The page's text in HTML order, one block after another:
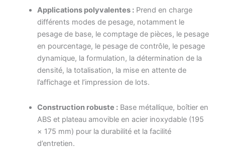
Applications polyvalentes : Prend en charge
différents modes de pesage, notamment le
pesage de base, le comptage de pièces, le pesage
en pourcentage, le pesage de contrôle, le pesage
dynamique, la formulation, la détermination de la
densité, la totalisation, la mise en attente de
l’affichage et l’impression de lots.
Construction robuste : Base métallique, boîtier en
ABS et plateau amovible en acier inoxydable (195
× 175 mm) pour la durabilité et la facilité
d’entretien.